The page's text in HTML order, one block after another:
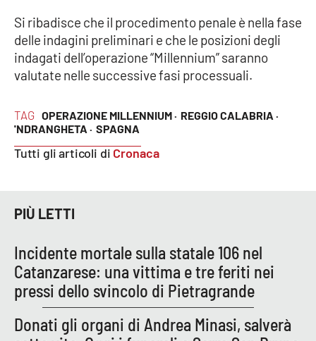
LA
CALABRIAVISIONE
Destinazioni
Food
LAC
NETWORK
Lacplay.it
Lactv.it
Laconair.it
TAG OPERAZIONE MILLENNIUM · REGGIO CALABRIA ·
'NDRANGHETA · SPAGNA
Tutti gli articoli di Cronaca
Si ribadisce che il procedimento penale è nella fase
delle indagini preliminari e che le posizioni degli
indagati dell’operazione “Millennium” saranno
valutate nelle successive fasi processuali.
PIÙ LETTI
Incidente mortale sulla statale 106 nel
Catanzarese: una vittima e tre feriti nei
pressi dello svincolo di Pietragrande
Donati gli organi di Andrea Minasi, salverà